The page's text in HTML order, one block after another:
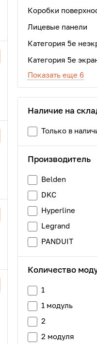
Коробки
Лицевые панели
Категория 5е
Категория 5е
Показать еще 6
Наличие на
Только в
Производитель
Belden
DKC
Hyperline
Legrand
PANDUIT
Количество
1
1 модуль
2
2 модуля